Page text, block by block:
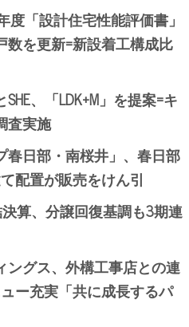
「設計住宅性能評価書」
を更新=新設着工構成比
、「LDK+M」を提案=キ
査実施
春日部・南桜井」、春日部
配置が販売をけん引
算、分譲回復基調も3期連
グス、外構工事店との連
ー充実「共に成長するパ